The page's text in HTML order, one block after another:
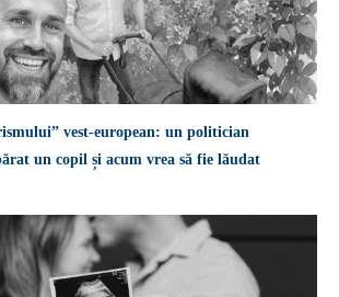
vest-european: un politician
un copil și acum vrea să fie lăudat